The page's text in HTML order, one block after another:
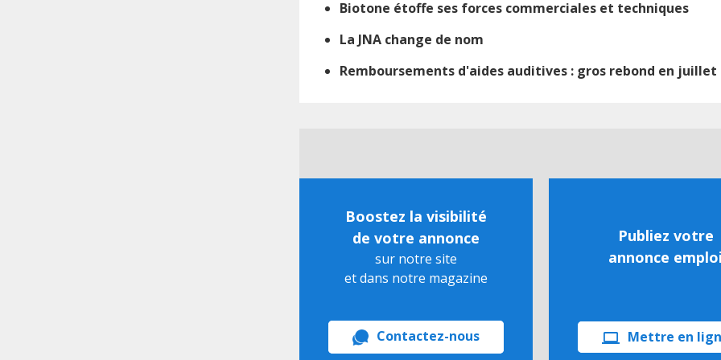
Biotone étoffe ses forces commerciales et techniques
La JNA change de nom
Remboursements d'aides auditives : gros rebond en juillet
Boostez la visibilité
de votre annonce
sur notre site
et dans notre magazine
Contactez-nous
Publiez votre
annonce
Mettre en